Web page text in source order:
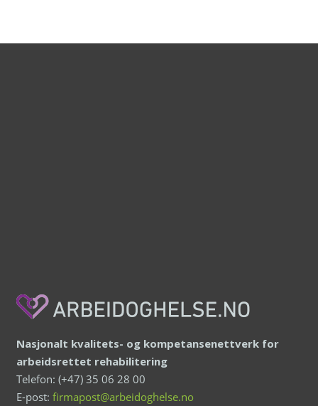
Nasjonalt kvalitets- og kompetansenettverk for
arbeidsrettet rehabilitering
Telefon: (+47) 35 06 28 00
E-post: firmapost@arbeidoghelse.no